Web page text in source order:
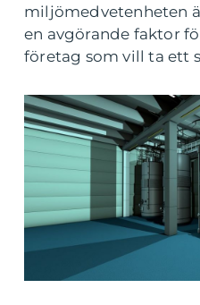
miljömedvetenheten
en avgörande faktor
företag som vill ta ett